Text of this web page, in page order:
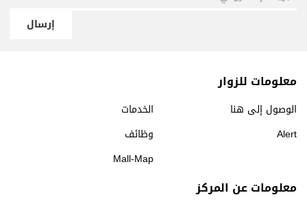
إرسال
معلومات للزوار
الخدمات
الوصول إلى هنا
وظائف
Alert
Mall-Map
معلومات عن المركز